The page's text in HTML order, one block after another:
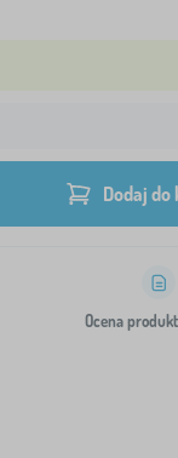
Dodaj do
Ocena